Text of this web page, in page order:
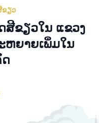
ຂຽວ
ສີຂຽວໃນ ແຂວງ
ຫຍາຍເພິ່ມໃນ